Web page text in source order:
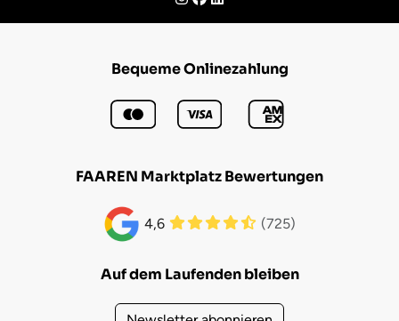
Bequeme Onlinezahlung
FAAREN Marktplatz Bewertungen
4,6 (725)
Auf dem Laufenden bleiben